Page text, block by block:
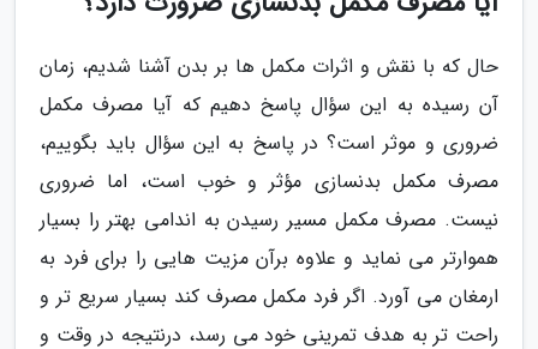
حال که با نقش و اثرات مکمل ها بر بدن آشنا شدیم، زمان
آن رسیده به این سؤال پاسخ دهیم که آیا مصرف مکمل
ضروری و موثر است؟ در پاسخ به این سؤال باید بگوییم،
مصرف مکمل بدنسازی مؤثر و خوب است، اما ضروری
نیست. مصرف مکمل مسیر رسیدن به اندامی بهتر را بسیار
هموارتر می نماید و علاوه برآن مزیت هایی را برای فرد به
ارمغان می آورد. اگر فرد مکمل مصرف کند بسیار سریع تر و
راحت تر به هدف تمرینی خود می رسد، درنتیجه در وقت و